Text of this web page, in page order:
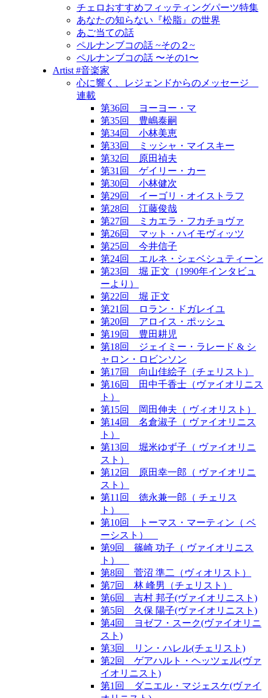
チェロおすすめフィッティングパーツ特集
あなたの知らない『松脂』の世界
あご当ての話
ペルナンブコの話 ~その２~
ペルナンブコの話 〜その1〜
Artist #音楽家
心に響く、レジェンドからのメッセージ
連載
第36回 ヨーヨー・マ
第35回 豊嶋泰嗣
第34回 小林美恵
第33回 ミッシャ・マイスキー
第32回 原田禎夫
第31回 ゲイリー・カー
第30回 小林健次
第29回 イーゴリ・オイストラフ
第28回 江藤俊哉
第27回 ミカエラ・フカチョヴァ
第26回 マット・ハイモヴィッツ
第25回 今井信子
第24回 エルネ・シェベシュティーン
第23回 堀 正文（1990年インタビュ
ーより）
第22回 堀 正文
第21回 ロラン・ドガレイユ
第20回 アロイス・ポッシュ
第19回 豊田耕児
第18回 ジェイミー・ラレード & シ
ャロン・ロビンソン
第17回 向山佳絵子（チェリスト）
第16回 田中千香士（ヴァイオリニス
ト）
第15回 岡田伸夫（ ヴィオリスト）
第14回 名倉淑子（ ヴァイオリニス
ト）
第13回 堀米ゆず子（ ヴァイオリニ
スト）
第12回 原田幸一郎（ ヴァイオリニ
スト）
第11回 徳永兼一郎（ チェリス
ト）
第10回 トーマス・マーティン（ ベ
ーシスト）
第9回 篠崎 功子（ ヴァイオリニス
ト）
第8回 菅沼 準二（ヴィオリスト）
第7回 林 峰男（チェリスト）
第6回 吉村 邦子(ヴァイオリニスト)
第5回 久保 陽子(ヴァイオリニスト)
第4回 ヨゼフ・スーク(ヴァイオリニ
スト)
第3回 リン・ハレル(チェリスト)
第2回 ゲアハルト・ヘッツェル(ヴァ
イオリニスト)
第1回 ダニエル・マジェスケ(ヴァイ